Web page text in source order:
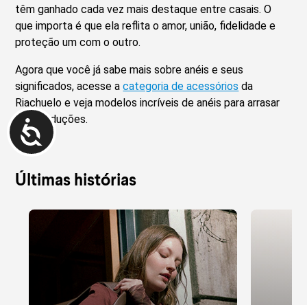
têm ganhado cada vez mais destaque entre casais. O
que importa é que ela reflita o amor, união, fidelidade e
proteção um com o outro.
Agora que você já sabe mais sobre anéis e seus
significados, acesse acategoria de acessórios da
Riachuelo e veja modelos incríveis de anéis para arrasar
nas produções.
Últimas histórias